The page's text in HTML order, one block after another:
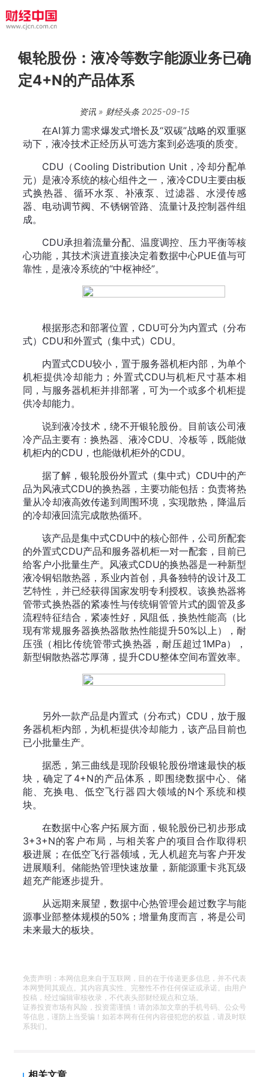
银轮股份：液冷等数字能源业务已确
定4+N的产品体系
资讯 » 财经头条2025-09-15
在AI算力需求爆发式增长及“双碳”战略的双重驱
动下，液冷技术正经历从可选方案到必选项的质变。
CDU（Cooling Distribution Unit，冷却分配单
元）是液冷系统的核心组件之一，液冷CDU主要由板
式换热器、循环水泵、补液泵、过滤器、水浸传感
器、电动调节阀、不锈钢管路、流量计及控制器件组
成。
CDU承担着流量分配、温度调控、压力平衡等核
心功能，其技术演进直接决定着数据中心PUE值与可
靠性，是液冷系统的“中枢神经”。
根据形态和部署位置，CDU可分为内置式（分布
式）CDU和外置式（集中式）CDU。
内置式CDU较小，置于服务器机柜内部，为单个
机柜提供冷却能力；外置式CDU与机柜尺寸基本相
同，与服务器机柜并排部署，可为一个或多个机柜提
供冷却能力。
说到液冷技术，绕不开银轮股份。目前该公司液
冷产品主要有：换热器、液冷CDU、冷板等，既能做
机柜内的CDU，也能做机柜外的CDU。
据了解，银轮股份外置式（集中式）CDU中的产
品为风液式CDU的换热器，主要功能包括：负责将热
量从冷却液高效传递到周围环境，实现散热，降温后
的冷却液回流完成散热循环。
该产品是集中式CDU中的核心部件，公司所配套
的外置式CDU产品和服务器机柜一对一配套，目前已
给客户小批量生产。风液式CDU的换热器是一种新型
液冷铜铝散热器，系业内首创，具备独特的设计及工
艺特性，并已经获得国家发明专利授权。该换热器将
管带式换热器的紧凑性与传统铜管管片式的圆管及多
流程特征结合，紧凑性好，风阻低，换热性能高（比
现有常规服务器换热器散热性能提升50%以上），耐
压强（相比传统管带式换热器，耐压超过1MPa），
新型铜散热器芯厚薄，提升CDU整体空间布置效率。
另外一款产品是内置式（分布式）CDU，放于服
务器机柜内部，为机柜提供冷却能力，该产品目前也
已小批量生产。
据悉，第三曲线是现阶段银轮股份增速最快的板
块，确定了4+N的产品体系，即围绕数据中心、储
能、充换电、低空飞行器四大领域的N个系统和模
块。
在数据中心客户拓展方面，银轮股份已初步形成
3+3+N的客户布局，与相关客户的项目合作取得积
极进展；在低空飞行器领域，无人机超充与客户开发
进展顺利。储能热管理快速放量，新能源重卡兆瓦级
超充产能逐步提升。
从远期来展望，数据中心热管理会超过数字与能
源事业部整体规模的50%；增量角度而言，将是公司
未来最大的板块。
免责声明：本网信息来自于互联网，目的在于传递更多信息，并不代表
本网赞同其观点。其内容真实性、完整性不作任何保证或承诺。由用户
投稿，经过编辑审核收录，不代表头部财经观点和立场。
证券投资市场有风险，投资需谨慎！请勿添加文章的手机号码、公众号
等信息，谨防上当受骗！如若本网有任何内容侵犯您的权益，请及时联
系我们。
相关文章